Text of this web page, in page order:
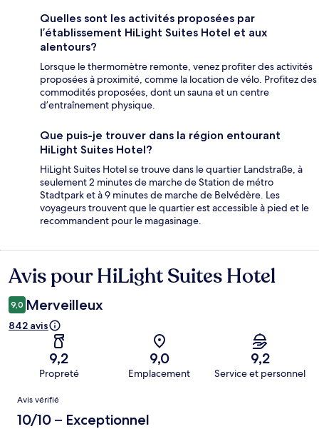
Quelles sont les activités proposées par
l’établissement HiLight Suites Hotel et aux
alentours?
Lorsque le thermomètre remonte, venez profiter des activités
proposées à proximité, comme la location de vélo. Profitez des
commodités proposées, dont un sauna et un centre
d’entraînement physique.
Que puis-je trouver dans la région entourant
HiLight Suites Hotel?
HiLight Suites Hotel se trouve dans le quartier Landstraße, à
seulement 2 minutes de marche de Station de métro
Stadtpark et à 9 minutes de marche de Belvédère. Les
voyageurs trouvent que le quartier est accessible à pied et le
recommandent pour le magasinage.
Avis
Avis pour HiLight Suites Hotel
9,0 Merveilleux
842 avis
9,2
Propreté
9,0
Emplacement
9,2
Service et personnel
Avis
Avis vérifié
10/10 – Exceptionnel